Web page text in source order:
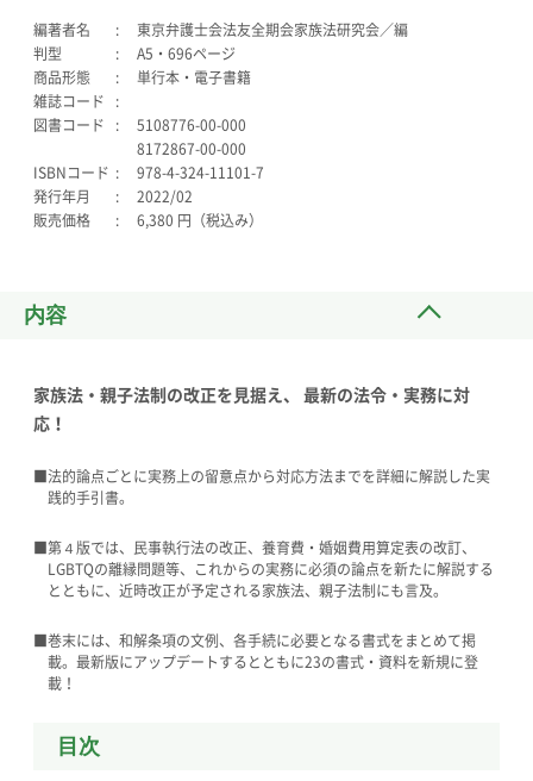
編著者名
東京弁護士会法友全期会家族法研究会／編
判型
A5・696ページ
商品形態
単行本・電子書籍
雑誌コード
図書コード
5108776-00-000
8172867-00-000
ISBNコード
978-4-324-11101-7
発行年月
2022/02
販売価格
6,380 円（税込み）
内容
家族法・親子法制の改正を見据え、 最新の法令・実務に対
応！
■法的論点ごとに実務上の留意点から対応方法までを詳細に解説した実
践的手引書。
■第４版では、民事執行法の改正、養育費・婚姻費用算定表の改訂、
LGBTQの離縁問題等、これからの実務に必須の論点を新たに解説する
とともに、近時改正が予定される家族法、親子法制にも言及。
■巻末には、和解条項の文例、各手続に必要となる書式をまとめて掲
載。最新版にアップデートするとともに23の書式・資料を新規に登
載！
目次